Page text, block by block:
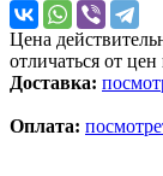
Цена
отличаться от
Доставка:
Оплата: